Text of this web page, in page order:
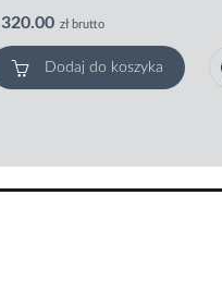
320.00 zł brutto
Dodaj do koszyka